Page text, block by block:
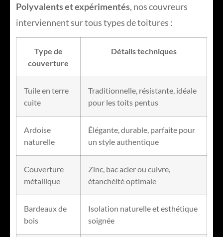
Polyvalents et expérimentés, nos couvreurs
interviennent sur tous types de toitures :
Type de
couverture
Détails techniques
Tuile en terre
cuite
Traditionnelle, résistante, idéale
pour les toits pentus
Ardoise
naturelle
Élégante, durable, parfaite pour
un style authentique
Couverture
métallique
Zinc, bac acier ou cuivre,
étanchéité optimale
Bardeaux de
bois
Isolation naturelle et esthétique
soignée